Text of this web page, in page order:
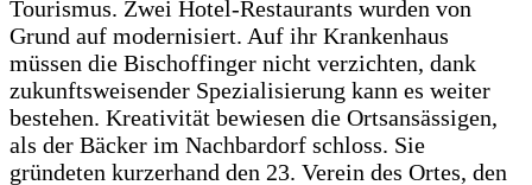
Tourismus. Zwei Hotel-Restaurants wurden von
Grund auf modernisiert. Auf ihr Krankenhaus
müssen die Bischoffinger nicht verzichten, dank
zukunftsweisender Spezialisierung kann es weiter
bestehen. Kreativität bewiesen die Ortsansässigen,
als der Bäcker im Nachbardorf schloss. Sie
gründeten kurzerhand den 23. Verein des Ortes, den